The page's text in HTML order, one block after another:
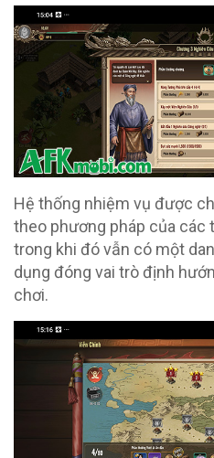
Hệ thống nhiệm vụ được
theo phương pháp của các
trong khi đó vẫn có một
dụng đóng vai trò định
chơi.